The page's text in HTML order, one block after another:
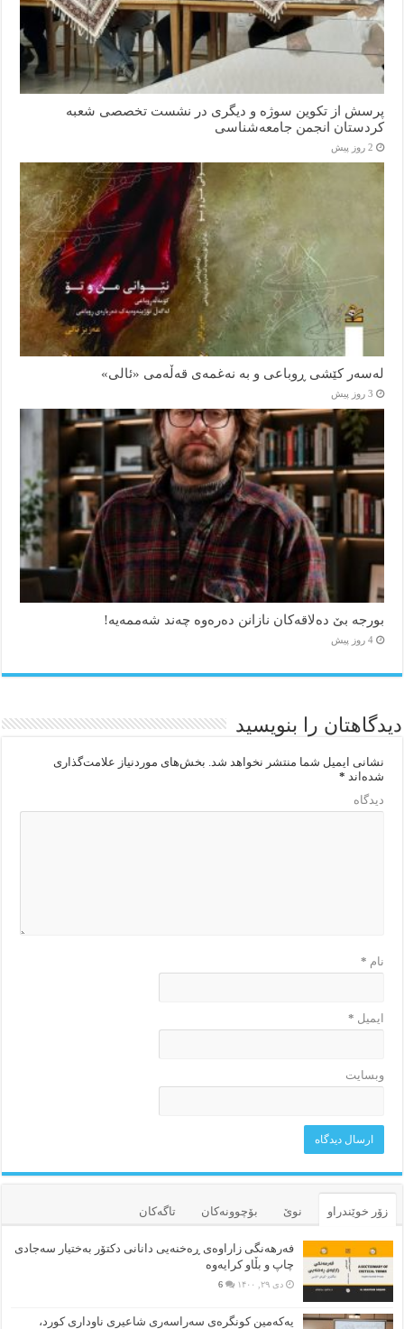
پرسش از تکوین سوژه و دیگری در نشست تخصصی شعبه
کردستان انجمن جامعه‌شناسی
2 روز پیش
لەسەر کێشی ڕوباعی و به نەغمەی قەڵەمی «ئالی»
3 روز پیش
بورجە بێ دەلاقەکان نازانن دەرەوە چەند شەممەیە!
4 روز پیش
دیدگاهتان را بنویسید
نشانی ایمیل شما منتشر نخواهد شد. بخش‌های موردنیاز علامت‌گذاری
شده‌اند *
دیدگاه
نام *
ایمیل *
وبسایت
زۆر خوێندراو نوێ بۆچوونه‌کان تاگەکان
فەرهەنگی زاراوەی ڕەخنەیی دانانی دکتۆر بەختیار سەجادی
چاپ و بڵاو کرایەوە
دی ۲۹, ۱۴۰۰ 6
یەکەمین کونگرەی سەراسەری شاعیری‌ ناوداری کورد،